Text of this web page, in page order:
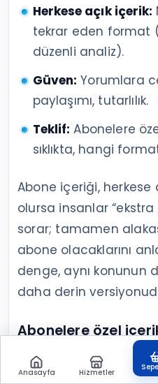
Herkese açık içerik:
tekrar eden format
düzenli analiz).
Güven: Yorumlara
paylaşımı, tutarlılık.
Teklif: Abonelere
sıklıkta, hangi
Abone içeriği, herkese
olursa insanlar “ekstra
sorar; tamamen
abone olacaklarını
denge, aynı konunun
daha derin
Abonelere özel
Seri formatlar:
aylık araç listesi,
Anasayfa Hizmetler